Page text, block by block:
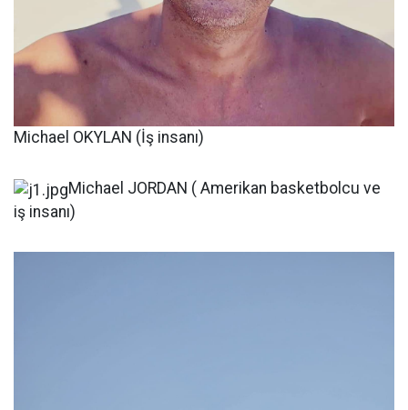
Michael OKYLAN (İş insanı)
Michael JORDAN ( Amerikan basketbolcu ve
iş insanı)